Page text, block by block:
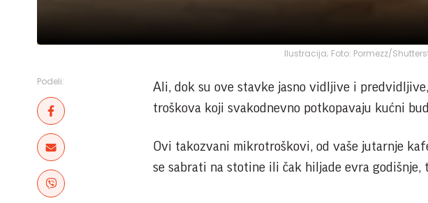
Ilustracija; Foto: Pormezz/
Podeli:
Ali, dok su ove stavke jasno vidljive i
troškova koji svakodnevno potkopavaju kućni
Ovi takozvani mikrotroškovi, od vaše jutarnje
se sabrati na stotine ili čak hiljade evra